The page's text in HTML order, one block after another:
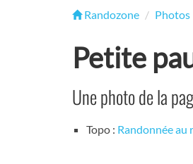
Randozone Photos
Petite
Une photo de la
Topo : Randonnée au